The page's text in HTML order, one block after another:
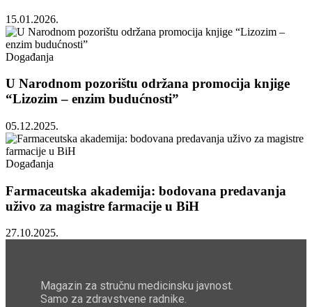
15.01.2026.
Događanja
U Narodnom pozorištu održana promocija knjige
“Lizozim – enzim budućnosti”
05.12.2025.
Događanja
Farmaceutska akademija: bodovana predavanja
uživo za magistre farmacije u BiH
27.10.2025.
Magazin za stručnu medicinsku javnost.
Samo za zdravstvene radnike.